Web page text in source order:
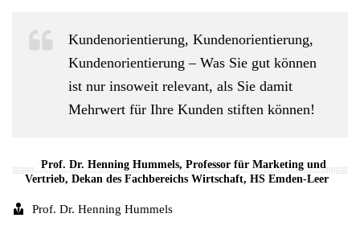
Kundenorientierung, Kundenorientierung,
Kundenorientierung – Was Sie gut können
ist nur insoweit relevant, als Sie damit
Mehrwert für Ihre Kunden stiften können!
Prof. Dr. Henning Hummels, Professor für Marketing und
Vertrieb, Dekan des Fachbereichs Wirtschaft, HS Emden-Leer
Prof. Dr. Henning Hummels